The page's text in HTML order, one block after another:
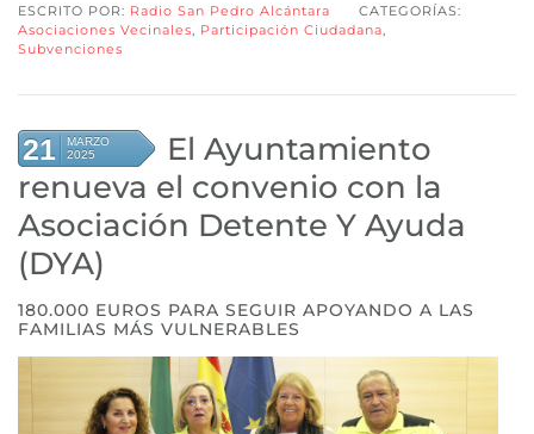
ESCRITO POR: Radio San Pedro Alcántara
CATEGORÍAS:
Asociaciones Vecinales
Participación Ciudadana
Subvenciones
21
MARZO
2025
El Ayuntamiento
renueva el convenio con la
Asociación Detente Y Ayuda
(DYA)
180.000 EUROS PARA SEGUIR APOYANDO A LAS
FAMILIAS MÁS VULNERABLES